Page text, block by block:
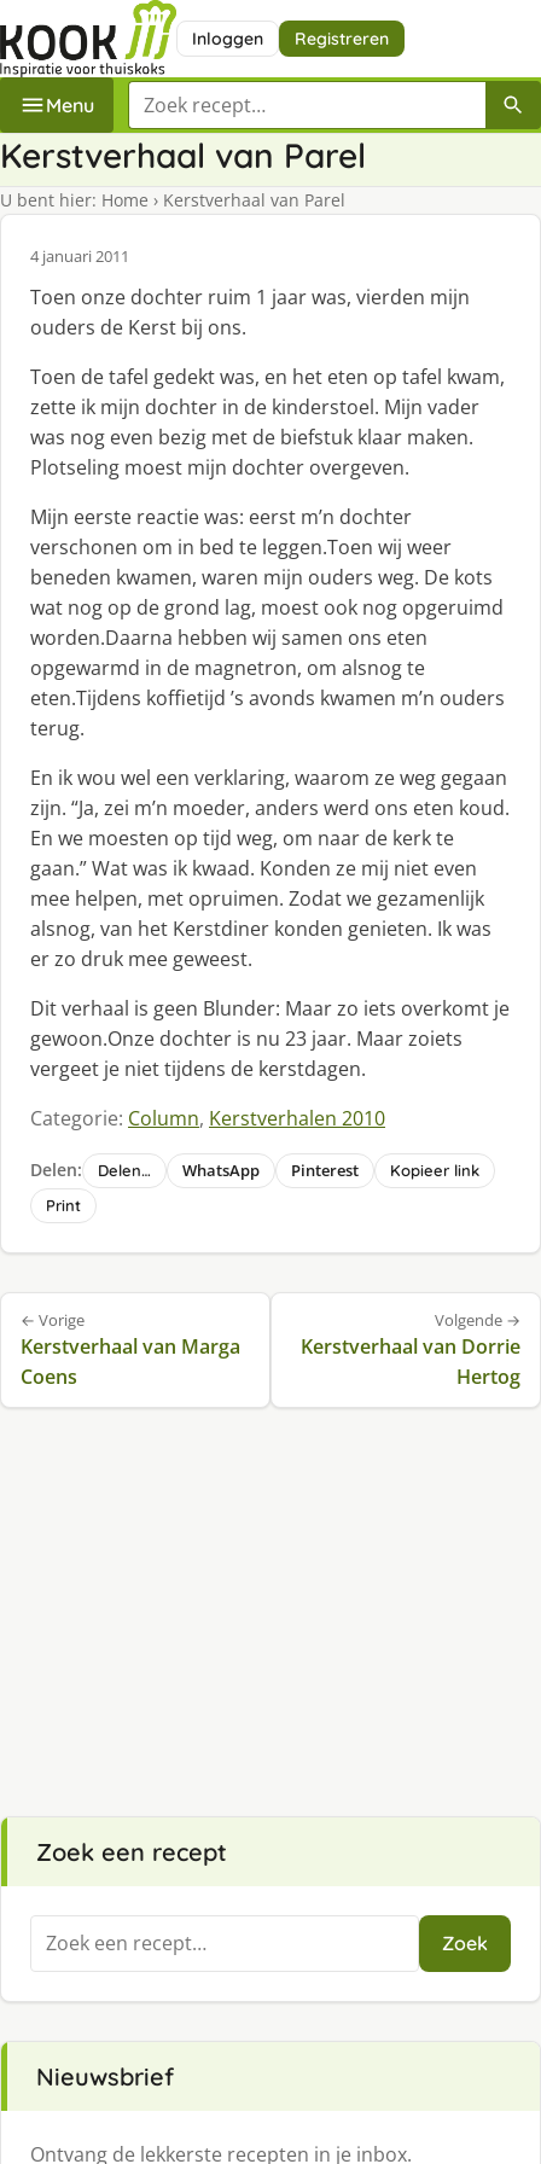
Inloggen Registreren
Menu Zoek een recept
Kerstverhaal van Parel
U bent hier: Home › Kerstverhaal van Parel
4 januari 2011
Toen onze dochter ruim 1 jaar was, vierden mijn
ouders de Kerst bij ons.
Toen de tafel gedekt was, en het eten op tafel kwam,
zette ik mijn dochter in de kinderstoel. Mijn vader
was nog even bezig met de biefstuk klaar maken.
Plotseling moest mijn dochter overgeven.
Mijn eerste reactie was: eerst m’n dochter
verschonen om in bed te leggen.Toen wij weer
beneden kwamen, waren mijn ouders weg. De kots
wat nog op de grond lag, moest ook nog opgeruimd
worden.Daarna hebben wij samen ons eten
opgewarmd in de magnetron, om alsnog te
eten.Tijdens koffietijd ’s avonds kwamen m’n ouders
terug.
En ik wou wel een verklaring, waarom ze weg gegaan
zijn. “Ja, zei m’n moeder, anders werd ons eten koud.
En we moesten op tijd weg, om naar de kerk te
gaan.” Wat was ik kwaad. Konden ze mij niet even
mee helpen, met opruimen. Zodat we gezamenlijk
alsnog, van het Kerstdiner konden genieten. Ik was
er zo druk mee geweest.
Dit verhaal is geen Blunder: Maar zo iets overkomt je
gewoon.Onze dochter is nu 23 jaar. Maar zoiets
vergeet je niet tijdens de kerstdagen.
Categorie: Column, Kerstverhalen 2010
Delen: Delen… WhatsApp Pinterest
Kopieer link
Print
Bericht
navigatie
← Vorige
Kerstverhaal van Marga
Coens
Volgende →
Kerstverhaal van Dorrie
Hertog
Zoek een recept
Zoeken
naar:
Zoek
Nieuwsbrief
Ontvang de lekkerste recepten in je inbox.